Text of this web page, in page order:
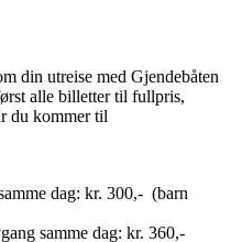
din utreise med Gjendebåten
alle billetter til fullpris,
du kommer til
dag: kr. 300,- (barn
samme dag: kr. 360,-